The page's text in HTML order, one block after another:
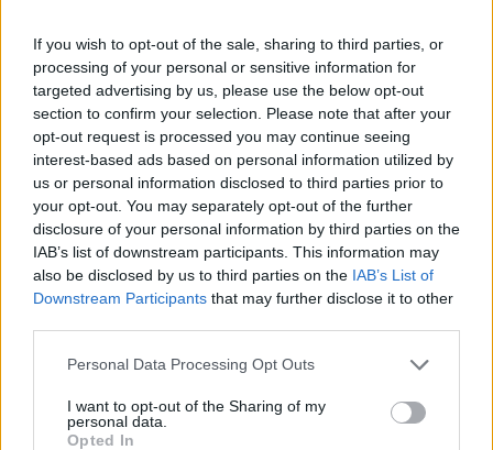
If you wish to opt-out of the sale, sharing to third parties, or
processing of your personal or sensitive information for
targeted advertising by us, please use the below opt-out
section to confirm your selection. Please note that after your
opt-out request is processed you may continue seeing
interest-based ads based on personal information utilized by
us or personal information disclosed to third parties prior to
your opt-out. You may separately opt-out of the further
disclosure of your personal information by third parties on the
IAB’s list of downstream participants. This information may
also be disclosed by us to third parties on the IAB’s List of
Downstream Participants that may further disclose it to other
Personal Data Processing Opt Outs
I want to opt-out of the Sharing of my
personal data.
Opted In
2006, kun kilpailukappaleena oli Lordin
esittämä Hard Rock Hallelujah. Kuin
juhlavuoden kunniaksi tänään ennen pisteiden
antamista juuri Lordi esiintyi Euroviisujen
finaalissa osana All Stars -esitystä. Lordin
kanssa euroviisu-kappaleiden potpurria oli
esittämässä myös Erika Vikman, joten Suomen